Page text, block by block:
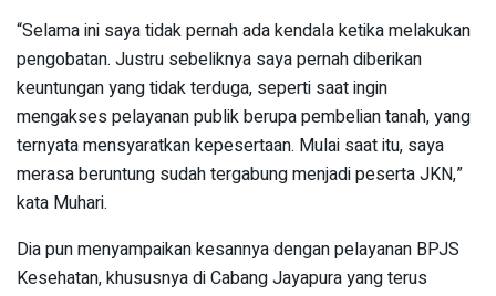
“Selama ini saya tidak pernah ada kendala ketika melakukan
pengobatan. Justru sebeliknya saya pernah diberikan
keuntungan yang tidak terduga, seperti saat ingin
mengakses pelayanan publik berupa pembelian tanah, yang
ternyata mensyaratkan kepesertaan. Mulai saat itu, saya
merasa beruntung sudah tergabung menjadi peserta JKN,”
kata Muhari.
Dia pun menyampaikan kesannya dengan pelayanan BPJS
Kesehatan, khususnya di Cabang Jayapura yang terus